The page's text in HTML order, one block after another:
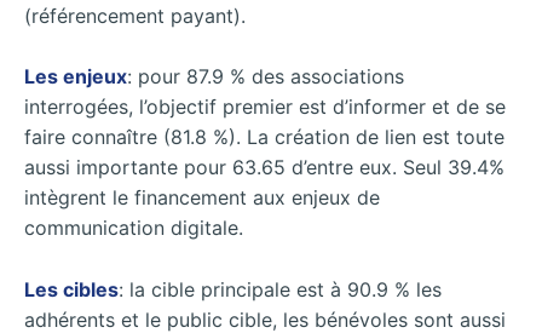
(référencement payant).
Les enjeux: pour 87.9 % des associations
interrogées, l’objectif premier est d’informer et de se
faire connaître (81.8 %). La création de lien est toute
aussi importante pour 63.65 d’entre eux. Seul 39.4%
intègrent le financement aux enjeux de
communication digitale.
Les cibles: la cible principale est à 90.9 % les
adhérents et le public cible, les bénévoles sont aussi